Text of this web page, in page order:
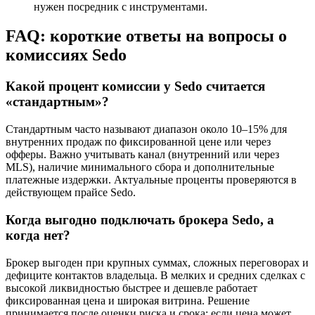
нужен посредник с инструментами.
FAQ: короткие ответы на вопросы о
комиссиях Sedo
Какой процент комиссии у Sedo считается
«стандартным»?
Стандартным часто называют диапазон около 10–15% для
внутренних продаж по фиксированной цене или через
офферы. Важно учитывать канал (внутренний или через
MLS), наличие минимального сбора и дополнительные
платежные издержки. Актуальные проценты проверяются в
действующем прайсе Sedo.
Когда выгодно подключать брокера Sedo, а
когда нет?
Брокер выгоден при крупных суммах, сложных переговорах и
дефиците контактов владельца. В мелких и средних сделках с
высокой ликвидностью быстрее и дешевле работает
фиксированная цена и широкая витрина. Решение